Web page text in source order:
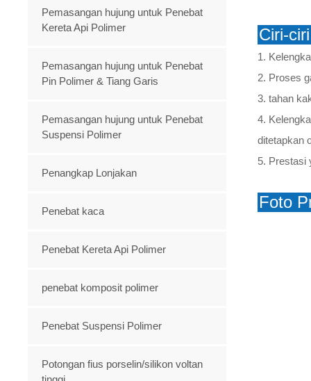
Ciri-
1.
2. Proses
3. tahan
4.
ditetapkan
5. Prestasi
Foto
Pemasangan hujung untuk Penebat
Kereta Api Polimer
Pemasangan hujung untuk Penebat
Pin Polimer & Tiang Garis
Pemasangan hujung untuk Penebat
Suspensi Polimer
Penangkap Lonjakan
Penebat kaca
Penebat Kereta Api Polimer
penebat komposit polimer
Penebat Suspensi Polimer
Potongan fius porselin/silikon voltan